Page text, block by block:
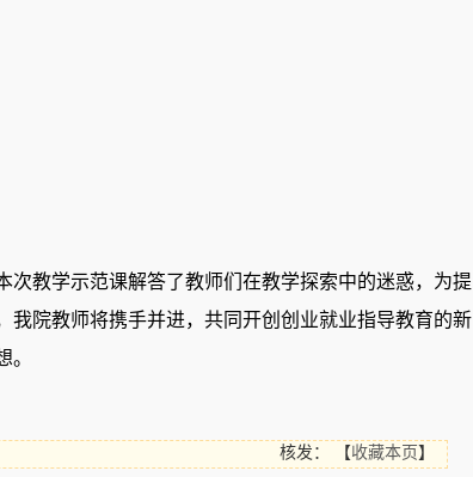
教学示范课解答了教师们在教学探索中的迷惑，为提
我院教师将携手并进，共同开创创业就业指导教育的新
核发： 【收藏本页 】